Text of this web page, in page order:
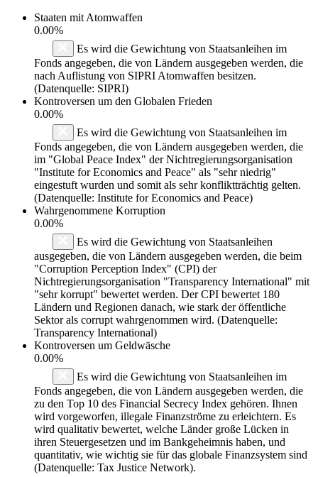
Staaten mit Atomwaffen
0.00%
Es wird die Gewichtung von Staatsanleihen im
Fonds angegeben, die von Ländern ausgegeben werden, die
nach Auflistung von SIPRI Atomwaffen besitzen.
(Datenquelle: SIPRI)
Kontroversen um den Globalen Frieden
0.00%
Es wird die Gewichtung von Staatsanleihen im
Fonds angegeben, die von Ländern ausgegeben werden, die
im "Global Peace Index" der Nichtregierungsorganisation
"Institute for Economics and Peace" als "sehr niedrig"
eingestuft wurden und somit als sehr konfliktträchtig gelten.
(Datenquelle: Institute for Economics and Peace)
Wahrgenommene Korruption
0.00%
Es wird die Gewichtung von Staatsanleihen
ausgegeben, die von Ländern ausgegeben werden, die beim
"Corruption Perception Index" (CPI) der
Nichtregierungsorganisation "Transparency International" mit
"sehr korrupt" bewertet werden. Der CPI bewertet 180
Ländern und Regionen danach, wie stark der öffentliche
Sektor als corrupt wahrgenommen wird. (Datenquelle:
Transparency International)
Kontroversen um Geldwäsche
0.00%
Es wird die Gewichtung von Staatsanleihen im
Fonds angegeben, die von Ländern ausgegeben werden, die
zu den Top 10 des Financial Secrecy Index gehören. Ihnen
wird vorgeworfen, illegale Finanzströme zu erleichtern. Es
wird qualitativ bewertet, welche Länder große Lücken in
ihren Steuergesetzen und im Bankgeheimnis haben, und
quantitativ, wie wichtig sie für das globale Finanzsystem sind
(Datenquelle: Tax Justice Network).